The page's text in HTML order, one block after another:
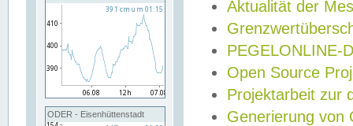
ODER - Eisenhüttenstadt
Aktualität der
PEGELONLINE-
Open Source
Projektarbeit zur
Generierung von